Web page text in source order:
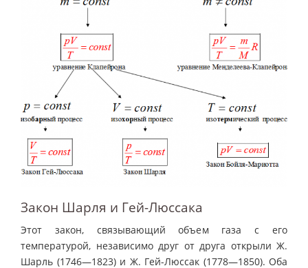
Закон Шарля и Гей-Люссака
Этот закон, связывающий объем газа с его
температурой, независимо друг от друга открыли Ж.
Шарль (1746—1823) и Ж. Гей-Люссак (1778—1850). Оба